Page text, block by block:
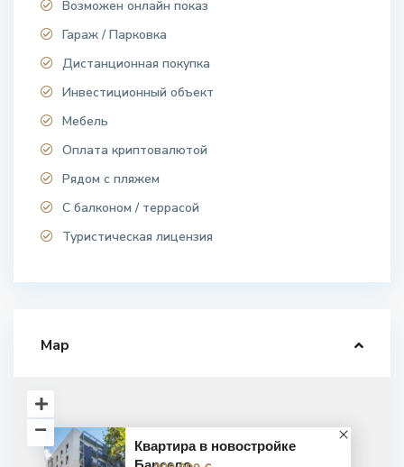
Возможен онлайн показ
Гараж / Парковка
Дистанционная покупка
Инвестиционный объект
Мебель
Оплата криптовалютой
Рядом с пляжем
С балконом / террасой
Туристическая лицензия
Map
Квартира в новостройке